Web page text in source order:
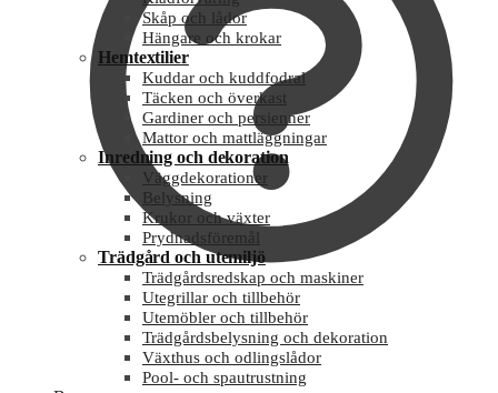
Skåp och lådor
Hängare och krokar
Hemtextilier
Kuddar och kuddfodral
Täcken och överkast
Gardiner och persienner
Mattor och mattläggningar
Inredning och dekoration
Väggdekorationer
Belysning
Krukor och växter
Prydnadsföremål
Trädgård och utemiljö
Trädgårdsredskap och maskiner
Utegrillar och tillbehör
Utemöbler och tillbehör
Trädgårdsbelysning och dekoration
Växthus och odlingslådor
Pool- och spautrustning